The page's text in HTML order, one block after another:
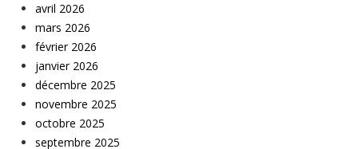
avril 2026
mars 2026
février 2026
janvier 2026
décembre 2025
novembre 2025
octobre 2025
septembre 2025